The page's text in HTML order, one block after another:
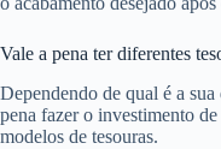
Vale a pena ter diferentes
Dependendo de qual é a
pena fazer o investimento
modelos de tesouras.